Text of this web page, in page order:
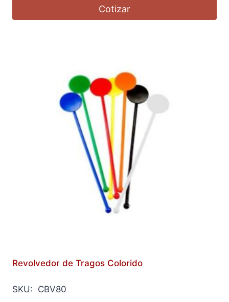
Cotizar
Revolvedor de Tragos Colorido
SKU: CBV80